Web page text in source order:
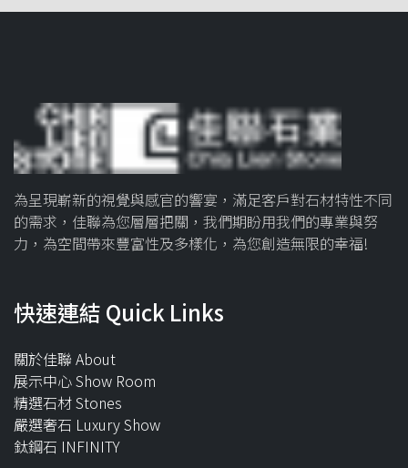
為呈現嶄新的視覺與感官的響宴，滿足客戶對石材特性不同
的需求，佳聯為您層層把關，我們期盼用我們的專業與努
力，為空間帶來豐富性及多樣化，為您創造無限的幸福!
快速連結 Quick Links
關於佳聯 About
展示中心 Show Room
精選石材 Stones
嚴選奢石 Luxury Show
鈦鋼石 INFINITY